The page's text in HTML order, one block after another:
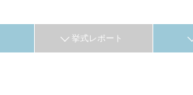
挙式レポート